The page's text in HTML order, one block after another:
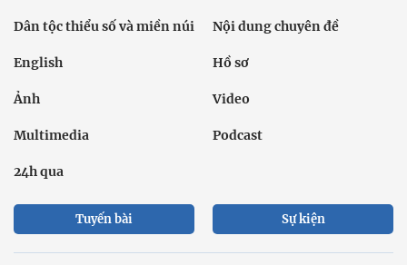
Dân tộc thiểu số và miền núi Nội dung chuyên đề
English Hồ sơ
Ảnh Video
Multimedia Podcast
24h qua
Tuyến bài Sự kiện